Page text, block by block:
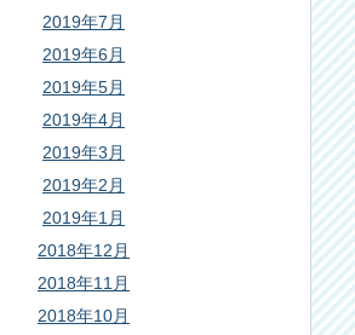
2019年7月
2019年6月
2019年5月
2019年4月
2019年3月
2019年2月
2019年1月
2018年12月
2018年11月
2018年10月